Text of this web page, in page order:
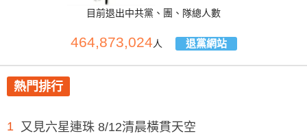
目前退出中共黨、團、隊總人數
464,873,024人 退黨網站
熱門排行
1 又見六星連珠 8/12清晨橫貫天空